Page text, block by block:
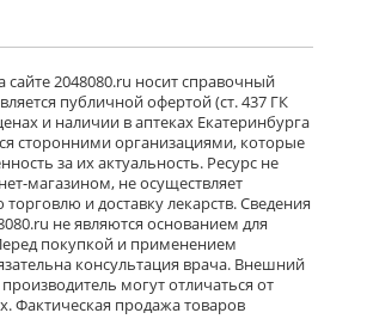
Нейронтин (табл. п. плен. о. 600 мг
50) Пфайзер Мэнюфэкчуринг
Дойчленд ГмбХ Германия Виатрис
Спешиалти ЭлЭлСи Пуэрто-
Рико,США
в аптеках города
(табл. п. плен. о. 600 мг
№ 100) Пфайзер Мэнюфэкчуринг
ГмбХ Германия Виатрис
ЭлЭлСи Пуэрто-
в 1 аптеках
2048080.ru носит справочный
публичной офертой (ст. 437 ГК
и наличии в аптеках Екатеринбурга
сторонними организациями, которые
за их актуальность. Ресурс не
магазином, не осуществляет
и доставку лекарств. Сведения
не являются основанием для
покупкой и применением
консультация врача. Внешний
могут отличаться от
Фактическая продажа товаров